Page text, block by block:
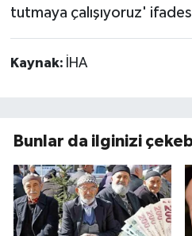
tutmaya çalışıyoruz'
Kaynak: İHA
Bunlar da ilginizi